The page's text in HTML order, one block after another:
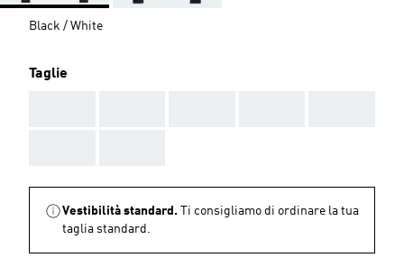
Black / White
Taglie
Vestibilità standard.
Ti consigliamo di ordinare la tua
taglia standard.